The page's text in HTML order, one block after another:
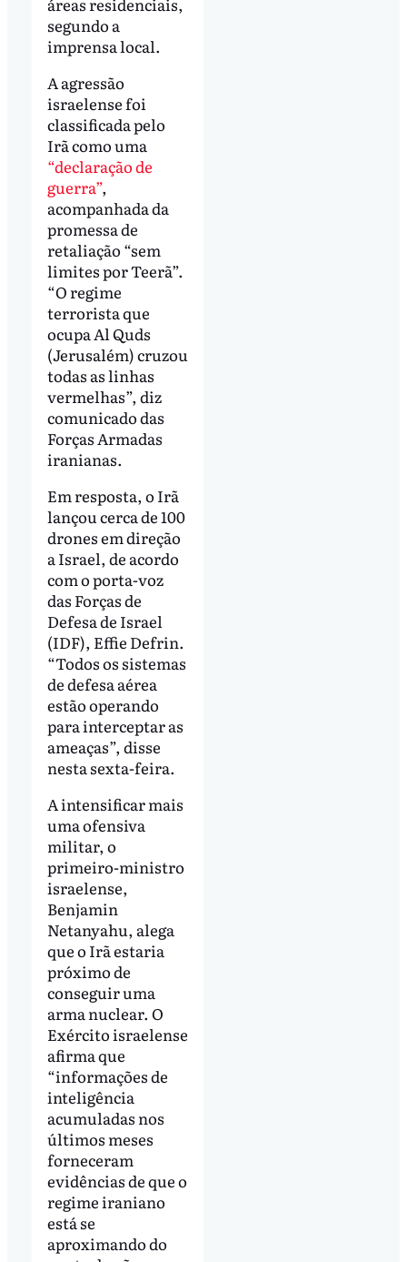
segundo a
imprensa local.
A agressão
israelense foi
classificada pelo
Irã como uma
“declaração de
guerra”,
acompanhada da
promessa de
retaliação “sem
limites por Teerã”.
“O regime
terrorista que
ocupa Al Quds
(Jerusalém) cruzou
todas as linhas
vermelhas”, diz
comunicado das
Forças Armadas
iranianas.
Em resposta, o Irã
lançou cerca de 100
drones em direção
a Israel, de acordo
com o porta-voz
das Forças de
Defesa de Israel
(IDF), Effie Defrin.
“Todos os sistemas
de defesa aérea
estão operando
para interceptar as
ameaças”, disse
nesta sexta-feira.
A intensificar mais
uma ofensiva
militar, o
primeiro-ministro
israelense,
Benjamin
Netanyahu, alega
que o Irã estaria
próximo de
conseguir uma
arma nuclear. O
Exército israelense
afirma que
“informações de
inteligência
acumuladas nos
últimos meses
forneceram
evidências de que o
regime iraniano
está se
aproximando do